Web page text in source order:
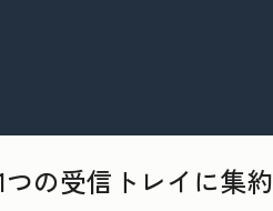
の受信トレイに集約